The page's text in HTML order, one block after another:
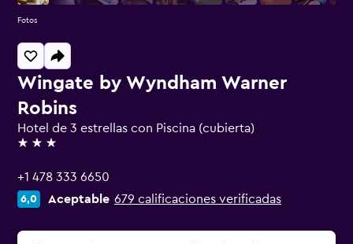
Wingate by Wyndham Warner
Robins
Hotel de 3 estrellas con Piscina (cubierta)
3 estrellas
+1 478 333 6650
6,0 Aceptable 679 calificaciones verificadas
Fotos